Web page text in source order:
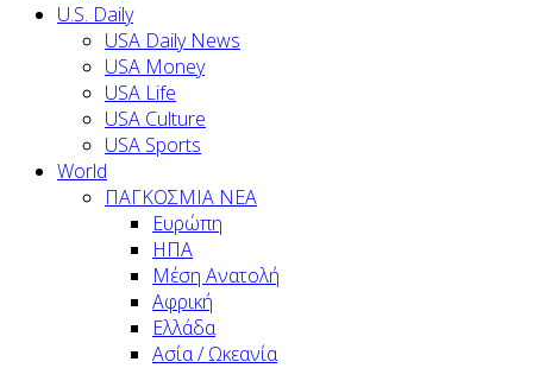
U.S. Daily
USA Daily News
USA Money
USA Life
USA Culture
USA Sports
World
ΠΑΓΚΟΣΜΙΑ ΝΕΑ
Ευρώπη
ΗΠΑ
Μέση Ανατολή
Αφρική
Ελλάδα
Ασία / Ωκεανία